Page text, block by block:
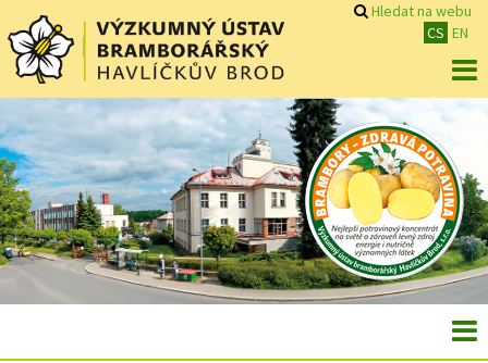
Hledat na webu
CS EN